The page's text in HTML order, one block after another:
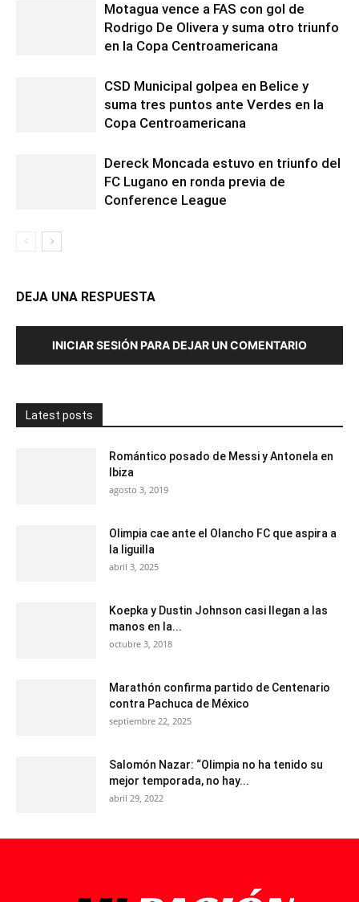
Motagua vence a FAS con gol de
Rodrigo De Olivera y suma otro triunfo
en la Copa Centroamericana
CSD Municipal golpea en Belice y
suma tres puntos ante Verdes en la
Copa Centroamericana
Dereck Moncada estuvo en triunfo del
FC Lugano en ronda previa de
Conference League
DEJA UNA RESPUESTA
INICIAR SESIÓN PARA DEJAR UN COMENTARIO
Latest posts
Romántico posado de Messi y Antonela en
Ibiza
agosto 3, 2019
Olimpia cae ante el Olancho FC que aspira a
la liguilla
abril 3, 2025
Koepka y Dustin Johnson casi llegan a las
manos en la...
octubre 3, 2018
Marathón confirma partido de Centenario
contra Pachuca de México
septiembre 22, 2025
Salomón Nazar: “Olimpia no ha tenido su
mejor temporada, no hay...
abril 29, 2022